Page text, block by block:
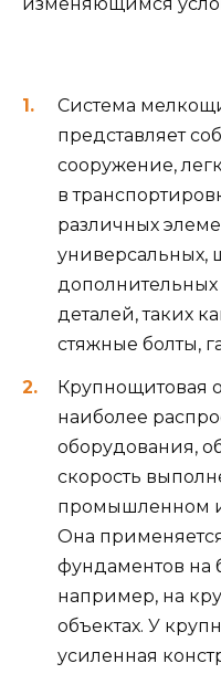
Система
представляет
сооружение,
в
различных
универсальных,
деталей, таких
стяжные болты,
Крупнощитовая
наиболее
оборудования,
скорость
промышленном и
Она
фундаментов на
например, на
объектах. У
усиленная